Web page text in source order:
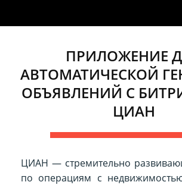
ПРИЛОЖЕНИЕ
АВТОМАТИЧЕСКОЙ
ОБЪЯВЛЕНИЙ С
ЦИАН
ЦИАН — стремительно
по операциям с